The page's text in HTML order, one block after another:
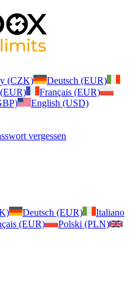
(CZK)
Deutsch (EUR)
Français (EUR)
English (USD)
vergessen
Deutsch (EUR)
Italiano
(EUR)
Polski (PLN)